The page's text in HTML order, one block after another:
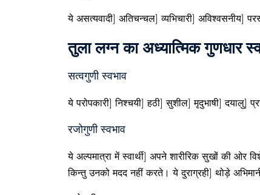
ये असत्यवादी] अतिचन्चल] व्यभिचारी] अविश्वसनीय]
तुला लग्न का अध्यात्मिक गुणधार
सत्वगुणी स्वभाव
ये परोपकारी] निश्चयी] हठी] सुशील] मृदुभाषी] दयालु]
रजोगुणी स्वभाव
ये अल्पमात्रा में स्वार्थी] अपने शारीरिक सुखों की ओर
किन्तु उनको मदद नहीं करते। ये दुराग्रही] थोड़े